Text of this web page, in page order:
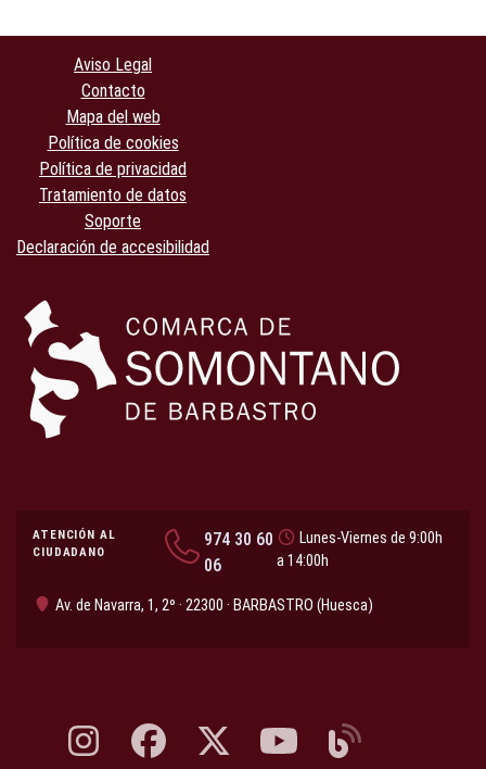
Aviso Legal
Contacto
Mapa del web
Política de cookies
Política de privacidad
Tratamiento de datos
Soporte
Declaración de accesibilidad
ATENCIÓN AL
CIUDADANO
974 30 60
06
Lunes-Viernes de 9:00h
a 14:00h
Av. de Navarra, 1, 2º · 22300 · BARBASTRO (Huesca)
Instagram, abre en nueva pestaña
Facebook, abre en nueva pestaña
X, antes Twitter, abre en nueva pestaña
YouTube, abre en nueva
Blog, abre en nueva